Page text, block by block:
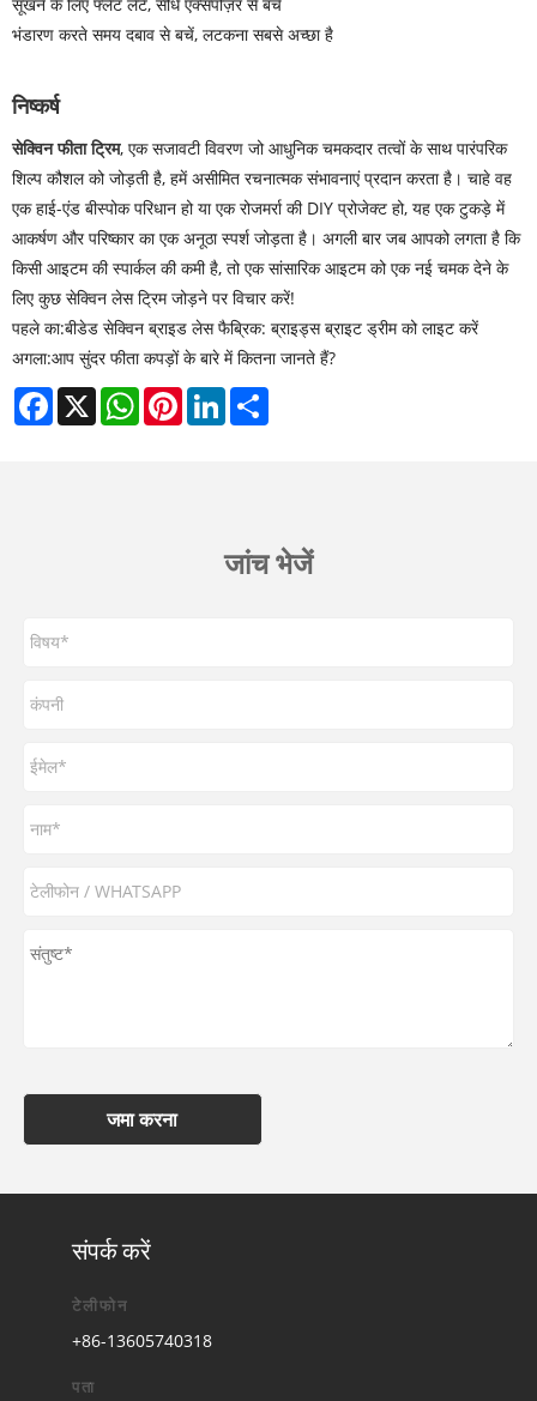
भंडारण करते समय दबाव से बचें, लटकना सबसे अच्छा है
निष्कर्ष
सेक्विन फीता ट्रिम, एक सजावटी विवरण जो आधुनिक चमकदार तत्वों के साथ पारंपरिक
शिल्प कौशल को जोड़ती है, हमें असीमित रचनात्मक संभावनाएं प्रदान करता है। चाहे वह
एक हाई-एंड बीस्पोक परिधान हो या एक रोजमर्रा की DIY प्रोजेक्ट हो, यह एक टुकड़े में
आकर्षण और परिष्कार का एक अनूठा स्पर्श जोड़ता है। अगली बार जब आपको लगता है कि
किसी आइटम की स्पार्कल की कमी है, तो एक सांसारिक आइटम को एक नई चमक देने के
लिए कुछ सेक्विन लेस ट्रिम जोड़ने पर विचार करें!
पहले का:बीडेड सेक्विन ब्राइड लेस फैब्रिक: ब्राइड्स ब्राइट ड्रीम को लाइट करें
अगला:आप सुंदर फीता कपड़ों के बारे में कितना जानते हैं?
Facebook
X WhatsAppPinterestLinkedIn
जांच भेजें
जमा करना
संपर्क करें
टेलीफोन
+86-13605740318
पता